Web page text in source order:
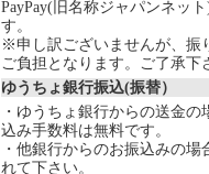
PayPay(旧名称ジャパンネッ
す。
※申し訳ございませんが、振
ご負担となります。ご了承下
ゆうちょ銀行振込(振替）
・ゆうちょ銀行からの送金
込み手数料は無料です。
・他銀行からのお振込みの場
れて下さい。